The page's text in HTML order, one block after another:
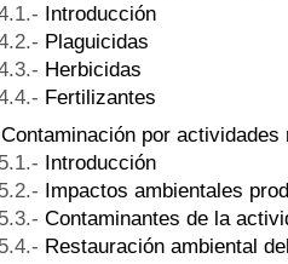
Introducción
Plaguicidas
Herbicidas
Fertilizantes
Contaminación por actividades
Introducción
Impactos ambientales
Contaminantes de la
Restauración ambiental